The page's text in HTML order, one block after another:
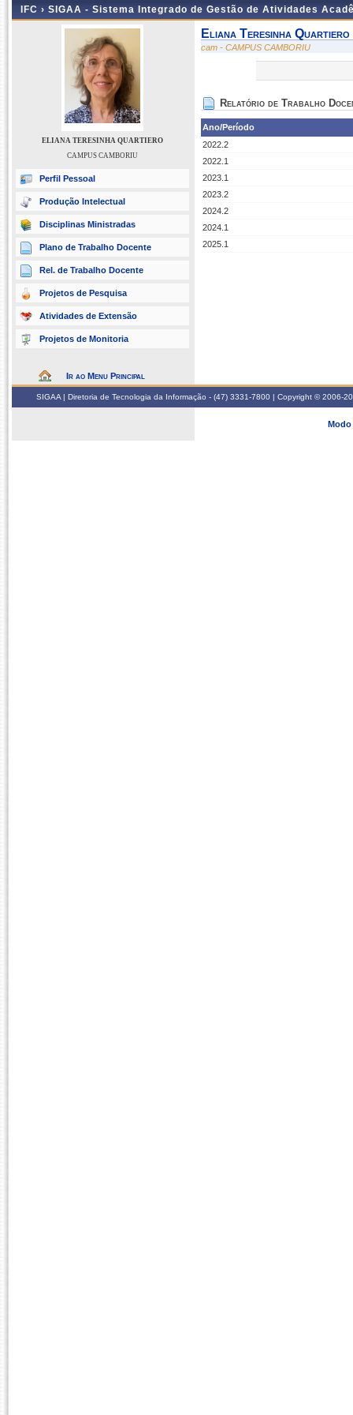
IFC › SIGAA - Sistema Integrado de Gestão de Atividades
ELIANA TERESINHA QUARTIERO
CAMPUS CAMBORIU
Perfil Pessoal
Produção Intelectual
Disciplinas Ministradas
Plano de Trabalho Docente
Rel. de Trabalho Docente
Projetos de Pesquisa
Atividades de Extensão
Projetos de Monitoria
Ir ao Menu Principal
Eliana Teresinha Quartiero
cam - CAMPUS CAMBORIU
Relatório de Trabalho
Ano/Período
2022.2
2022.1
2023.1
2023.2
2024.2
2024.1
2025.1
SIGAA | Diretoria de Tecnologia da Informação - (47) 3331-7800 | Copyright © 2006-
Modo